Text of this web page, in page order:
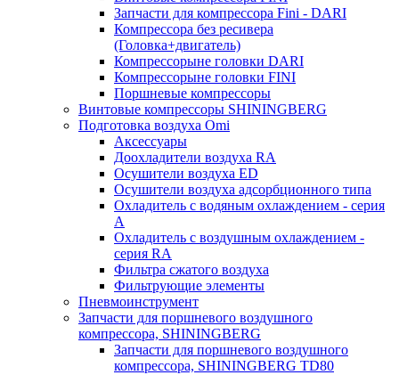
Запчасти для компрессора Fini - DARI
Компрессора без ресивера
(Головка+двигатель)
Компрессорыне головки DARI
Компрессорыне головки FINI
Поршневые компрессоры
Винтовые компрессоры SHININGBERG
Подготовка воздуха Omi
Аксессуары
Доохладители воздуха RA
Осушители воздуха ED
Осушители воздуха адсорбционного типа
Охладитель с водяным охлаждением - серия
A
Охладитель с воздушным охлаждением -
серия RA
Фильтра сжатого воздуха
Фильтрующие элементы
Пневмоинструмент
Запчасти для поршневого воздушного
компрессора, SHININGBERG
Запчасти для поршневого воздушного
компрессора, SHININGBERG TD80